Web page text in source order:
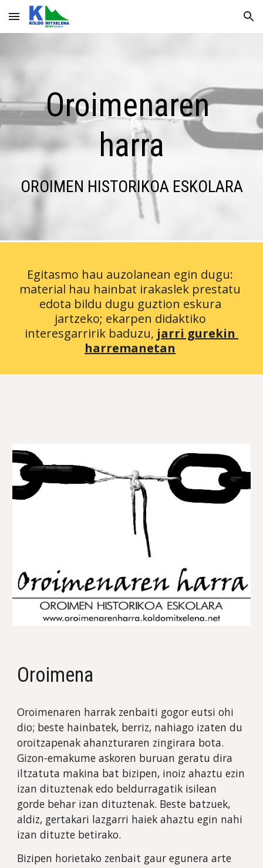
Skip to main content Skip to navigation
Oroimenaren
harra
OROIMEN HISTORIKOA ESKOLARA
Egitasmo hau auzolanean egin dugu:
material hau hainbat irakaslek prestatu
edota bildu dugu guztion eskura
jartzeko; ekarpen didaktiko
interesgarririk baduzu, jarri gurekin
harremanetan
Oroimena
Oroimenaren harrak zenbaiti gogor eutsi ohi
dio; beste hainbatek, berriz, nahiago izaten du
oroitzapenak ahanzturaren zingirara bota.
Gizon-emakume askoren buruan geratu dira
iltzatuta makina bat bizipen, inoiz ahaztu ezin
izan dituztenak edo beldurragatik isilean
gorde behar izan dituztenak. Beste batzuek,
aldiz, gertakari lazgarri haiek ahaztu egin nahi
izan dituzte betirako.
Bizipen horietako zenbait gaur egunera arte